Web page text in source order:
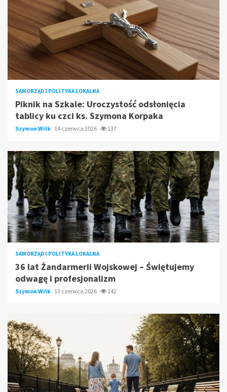
SAMORZĄD I POLITYKA LOKALNA
Piknik na Szkale: Uroczystość odsłonięcia
tablicy ku czci ks. Szymona Korpaka
Szymon Wilk 14 czerwca 2026 137
SAMORZĄD I POLITYKA LOKALNA
36 lat Żandarmerii Wojskowej – Świętujemy
odwagę i profesjonalizm
Szymon Wilk 13 czerwca 2026 142